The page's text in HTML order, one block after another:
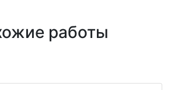
работы